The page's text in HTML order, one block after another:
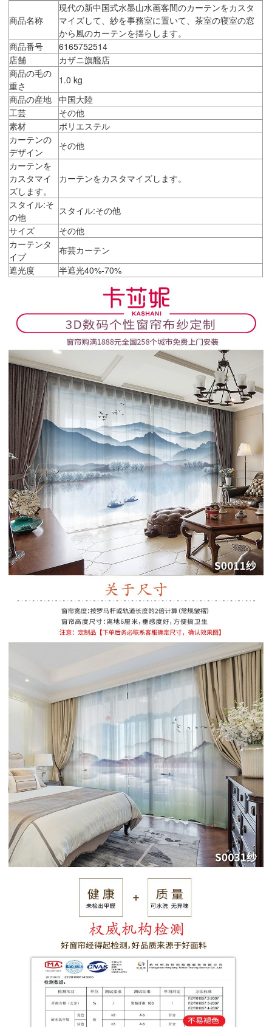
商品名称
現代の新中国式水墨山水画客間のカーテンをカスタ
マイズして、紗を事務室に置いて、茶室の寝室の窓
から風のカーテンを揺らします。
商品番号
6165752514
店舗
カザニ旗艦店
商品の毛の
重さ
1.0 kg
商品の産地
中国大陸
工芸
その他
素材
ポリエステル
カーテンの
デザイン
その他
カーテンを
カスタマイ
ズします。
カーテンをカスタマイズします。
スタイル:そ
の他
スタイル:その他
サイズ
その他
カーテンタ
イプ
布芸カーテン
遮光度
半遮光40%-70%